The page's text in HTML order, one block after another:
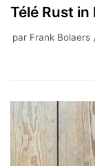
Télé Rust
par Frank Bolaers